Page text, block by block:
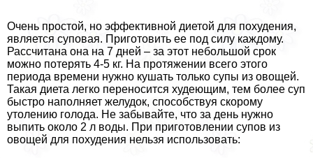
Очень простой, но эффективной диетой для похудения,
является суповая. Приготовить ее под силу каждому.
Рассчитана она на 7 дней – за этот небольшой срок
можно потерять 4-5 кг. На протяжении всего этого
периода времени нужно кушать только супы из овощей.
Такая диета легко переносится худеющим, тем более суп
быстро наполняет желудок, способствуя скорому
утолению голода. Не забывайте, что за день нужно
выпить около 2 л воды. При приготовлении супов из
овощей для похудения нельзя использовать: